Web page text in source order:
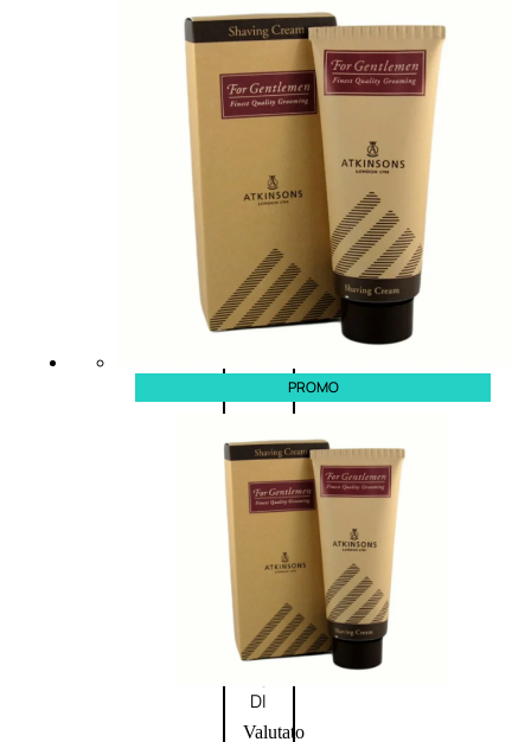
viso
Maschere
nature
Novità
profumi
nature
Esaurito
Fragranze
Nature
Donna
L’OCCITANE
EDT
FIORI
DI
Valutato
PROMO